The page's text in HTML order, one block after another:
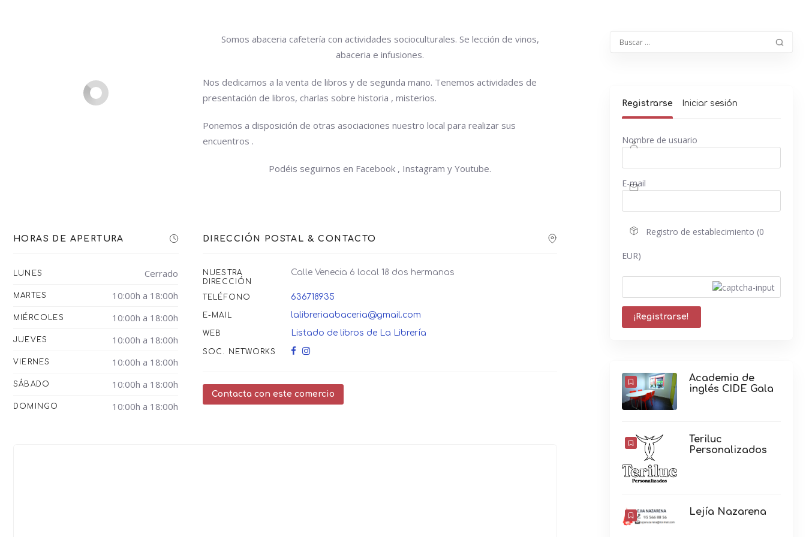
Somos abaceria cafetería con actividades socioculturales. Se lección de vinos,
abaceria e infusiones.
Nos dedicamos a la venta de libros y de segunda mano. Tenemos actividades de
presentación de libros, charlas sobre historia , misterios.
Ponemos a disposición de otras asociaciones nuestro local para realizar sus
encuentros .
Podéis seguirnos en Facebook , Instagram y Youtube.
HORAS DE APERTURA
LUNES Cerrado
MARTES 10:00h a 18:00h
MIÉRCOLES 10:00h a 18:00h
JUEVES 10:00h a 18:00h
VIERNES 10:00h a 18:00h
SÁBADO 10:00h a 18:00h
DOMINGO 10:00h a 18:00h
DIRECCIÓN POSTAL & CONTACTO
NUESTRA
DIRECCIÓN
Calle Venecia 6 local 18 dos hermanas
TELÉFONO 636718935
E-MAIL lalibreriaabaceria@gmail.com
WEB Listado de libros de La Librería
SOC. NETWORKS
Contacta con este comercio
Registrarse Iniciar sesión
Nombre de usuario
E-mail
Registro de establecimiento (0
EUR)
Academia de
inglés CIDE Gala
Teriluc
Personalizados
Lejía Nazarena